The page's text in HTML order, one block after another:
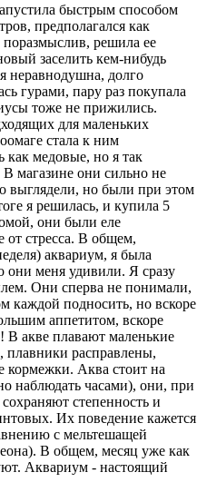
быстрым способом
предполагался как
решила ее
заселить кем-нибудь
неравнодушна, долго
гурами, пару раз покупала
тоже не прижились.
для маленьких
стала к ним
как медовые, но я так
магазине они сильно не
выглядели, но были при этом
я решилась, и купила 5
они были еле
от стресса. В общем,
аквариум, я была
они меня удивили. Я сразу
Они сперва не понимали,
каждой подносить, но вскоре
аппетитом, вскоре
В акве плавают маленькие
плавники расправлены,
кормежки. Аква стоит на
наблюдать часами), они, при
степенность и
Их поведение кажется
с мельтешащей
В общем, месяц уже как
Аквариум - настоящий